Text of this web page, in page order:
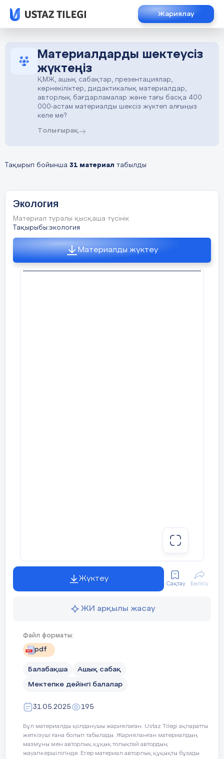
Жариялау
Материалдарды шектеусіз
жүктеңіз
ҚМЖ, ашық сабақтар, презентациялар,
көрнекіліктер, дидактикалық материалдар,
авторлық бағдарламалар және тағы басқа 400
000-астам материалды шексіз жүктеп алғыңыз
келе ме?
Толығырақ
Тақырып бойынша 31 материал табылды
Экология
Материал туралы қысқаша түсінік
Тақырыбы:экология
Материалды жүктеу
Жүктеу
Сақтау Бөлісу
ЖИ арқылы жасау
Файл форматы:
pdf
Балабақша Ашық сабақ
Мектепке дейінгі балалар
31.05.2025 195
Бұл материалды қолданушы жариялаған. Ustaz Tilegi ақпаратты
жеткізуші ғана болып табылады. Жарияланған материалдың
мазмұны мен авторлық құқық толықтай автордың
жауапкершілігінде. Егер материал авторлық құқықты бұзады